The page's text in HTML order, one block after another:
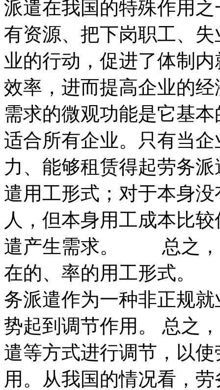
派遣在我国的特殊作用
有资源、把下岗职工、
业的行动，促进了体制
效率，进而提高企业的
需求的微观功能是它基
适合所有企业。只有当
力、能够租赁得起劳务
遣用工形式；对于本身
人，但本身用工成本比
遣产生需求。 总之，
在的、率的用工形式
务派遣作为一种非正规
势起到调节作用。 总之
遣等方式进行调节，以
用。从我国的情况看，